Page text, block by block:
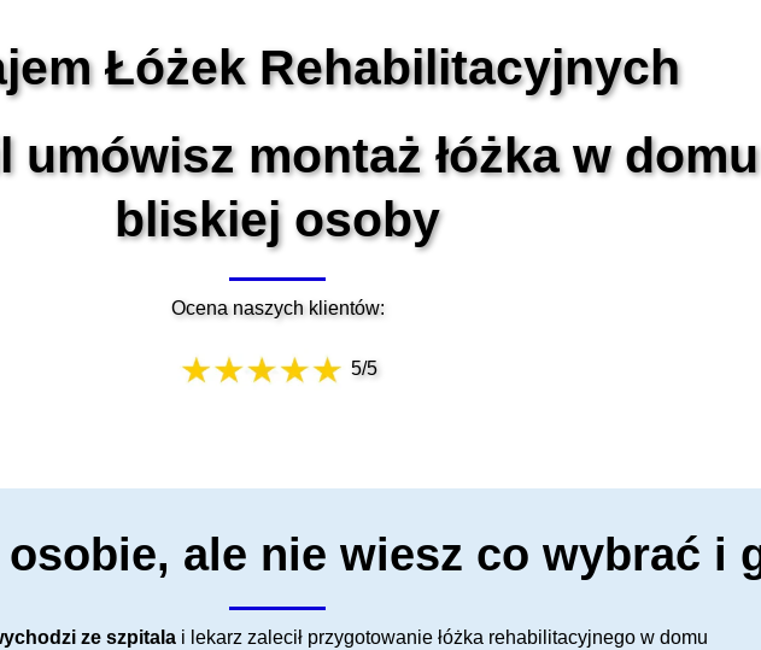
Łóżek Rehabilitacyjnych
umówisz montaż łóżka w
bliskiej osoby
Ocena naszych klientów:
5/5
ale nie wiesz co wybrać i
ze szpitala i lekarz zalecił przygotowanie łóżka rehabilitacyjnego w domu